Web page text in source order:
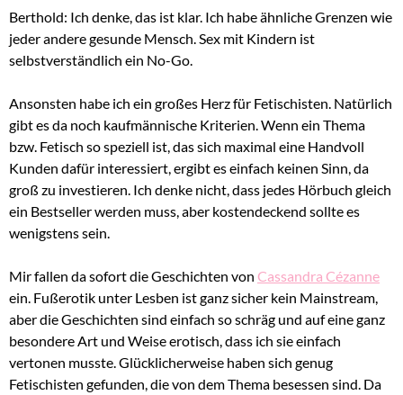
Berthold: Ich denke, das ist klar. Ich habe ähnliche Grenzen wie
jeder andere gesunde Mensch. Sex mit Kindern ist
selbstverständlich ein No-Go.
Ansonsten habe ich ein großes Herz für Fetischisten. Natürlich
gibt es da noch kaufmännische Kriterien. Wenn ein Thema
bzw. Fetisch so speziell ist, das sich maximal eine Handvoll
Kunden dafür interessiert, ergibt es einfach keinen Sinn, da
groß zu investieren. Ich denke nicht, dass jedes Hörbuch gleich
ein Bestseller werden muss, aber kostendeckend sollte es
wenigstens sein.
Mir fallen da sofort die Geschichten von Cassandra Cézanne
ein. Fußerotik unter Lesben ist ganz sicher kein Mainstream,
aber die Geschichten sind einfach so schräg und auf eine ganz
besondere Art und Weise erotisch, dass ich sie einfach
vertonen musste. Glücklicherweise haben sich genug
Fetischisten gefunden, die von dem Thema besessen sind. Da